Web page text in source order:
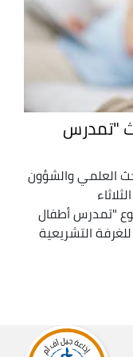
"تمدرس
العلمي والشؤون
"تمدرس أطفال
التشريعية